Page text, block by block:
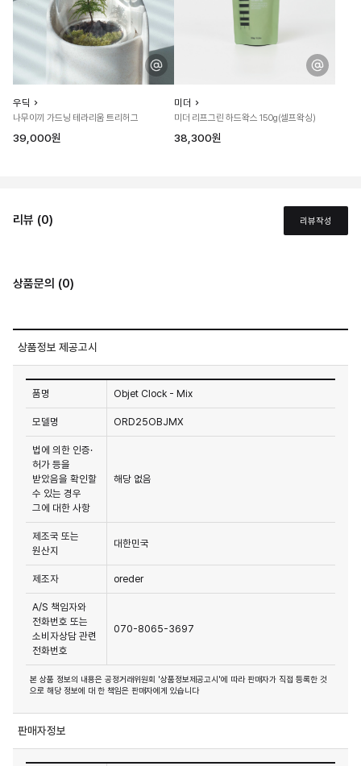
우딕
나무이끼 가드닝 테라리움 트리허그
39,000원
미더
미더 리프그린 하드왁스 150g(셀프왁싱)
38,300원
리뷰 (0) 리뷰작성
상품문의 (0)
상품정보 제공고시
품명 Objet Clock - Mix
모델명 ORD25OBJMX
법에 의한 인증·
허가 등을
받았음을 확인할
수 있는 경우
그에 대한 사항
해당 없음
제조국 또는
원산지
대한민국
제조자 oreder
A/S 책임자와
전화번호 또는
소비자상담 관련
전화번호
070-8065-3697
본 상품 정보의 내용은 공정거래위원회 '상품정보제공고시'에 따라 판매자가 직접 등록한 것
으로 해당 정보에 대 한 책임은 판매자에게 있습니다
판매자정보